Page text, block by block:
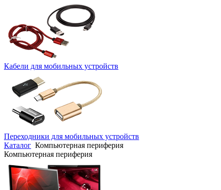
Кабели для мобильных устройств
Переходники для мобильных устройств
Каталог Компьютерная периферия
Компьютерная периферия